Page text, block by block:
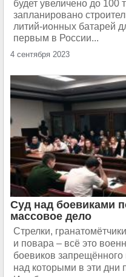
будет увеличено до 100
запланировано
литий-ионных батарей
первым в России...
4 сентября 2023
Суд над боевиками
массовое дело
Стрелки,
и повара – всё это
боевиков запрещённого
над которыми в эти дни